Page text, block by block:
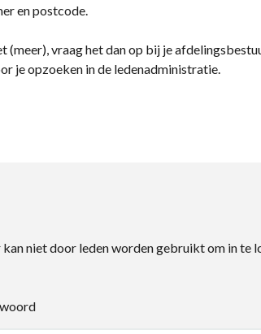
en postcode.
(meer), vraag het dan op bij je
je opzoeken in de ledenadministratie.
niet door leden worden gebruikt om in te